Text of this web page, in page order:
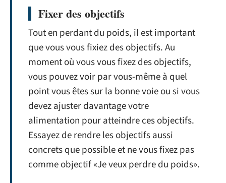
Fixer des objectifs
Tout en perdant du poids, il est important
que vous vous fixiez des objectifs. Au
moment où vous vous fixez des objectifs,
vous pouvez voir par vous-même à quel
point vous êtes sur la bonne voie ou si vous
devez ajuster davantage votre
alimentation pour atteindre ces objectifs.
Essayez de rendre les objectifs aussi
concrets que possible et ne vous fixez pas
comme objectif «Je veux perdre du poids».